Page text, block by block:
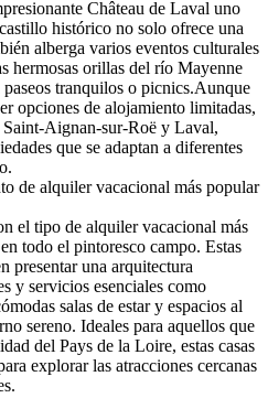
Château de Laval uno
histórico no solo ofrece una
alberga varios eventos culturales
hermosas orillas del río Mayenne
tranquilos o picnics.Aunque
opciones de alojamiento limitadas,
Saint-Aignan-sur-Roë y Laval,
que se adaptan a diferentes
de alquiler vacacional más popular
el tipo de alquiler vacacional más
todo el pintoresco campo. Estas
presentar una arquitectura
y servicios esenciales como
salas de estar y espacios al
sereno. Ideales para aquellos que
del Pays de la Loire, estas casas
explorar las atracciones cercanas